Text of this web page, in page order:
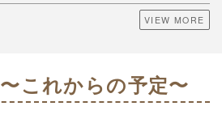
VIEW MORE
〜これからの予定〜